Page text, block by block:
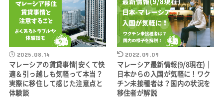
2025.08.14
マレーシアの賃貸事情|安くて快
適＆引っ越しも気軽って本当？
実際に移住して感じた注意点と
体験談
2022.09.09
マレーシア最新情報(9/8現在)｜
日本からの入国が気軽に！ワク
チン未接種者は？国内の状況を
移住者が解説